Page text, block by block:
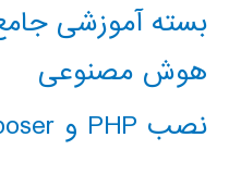
بسته آموزشی
هوش مصنوعی
نصب PHP و composer در ویندوز 10